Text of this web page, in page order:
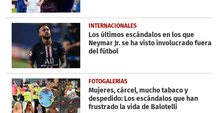
INTERNACIONALES
Los últimos escándalos en los que
Neymar Jr. se ha visto involucrado fuera
del fútbol
FOTOGALERÍAS
Mujeres, cárcel, mucho tabaco y
despedido: Los escándalos que han
frustrado la vida de Balotelli